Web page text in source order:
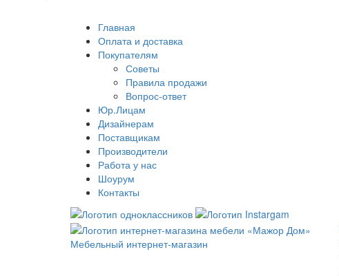
Главная
Оплата и доставка
Покупателям
Советы
Правила продажи
Вопрос-ответ
Юр.Лицам
Дизайнерам
Поставщикам
Производители
Работа у нас
Шоурум
Контакты
Мебельный интернет-магазин